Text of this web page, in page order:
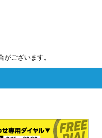
ございます。